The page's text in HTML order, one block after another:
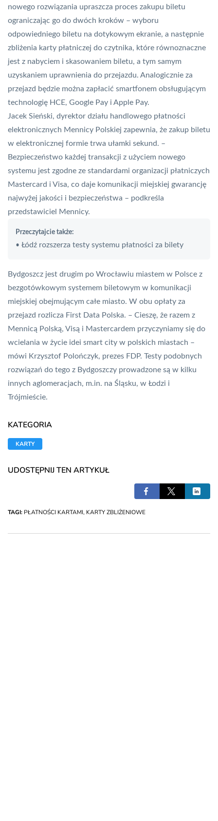
nowego rozwiązania upraszcza proces zakupu biletu
ograniczając go do dwóch kroków – wyboru
odpowiedniego biletu na dotykowym ekranie, a następnie
zbliżenia karty płatniczej do czytnika, które równoznaczne
jest z nabyciem i skasowaniem biletu, a tym samym
uzyskaniem uprawnienia do przejazdu. Analogicznie za
przejazd będzie można zapłacić smartfonem obsługującym
technologię HCE, Google Pay i Apple Pay.
Jacek Sieński, dyrektor działu handlowego płatności
elektronicznych Mennicy Polskiej zapewnia, że zakup biletu
w elektronicznej formie trwa ułamki sekund. –
Bezpieczeństwo każdej transakcji z użyciem nowego
systemu jest zgodne ze standardami organizacji płatniczych
Mastercard i Visa, co daje komunikacji miejskiej gwarancję
najwyżej jakości i bezpieczeństwa – podkreśla
przedstawiciel Mennicy.
Przeczytajcie także:
• Łódź rozszerza testy systemu płatności za bilety
Bydgoszcz jest drugim po Wrocławiu miastem w Polsce z
bezgotówkowym systemem biletowym w komunikacji
miejskiej obejmującym całe miasto. W obu opłaty za
przejazd rozlicza First Data Polska. – Cieszę, że razem z
Mennicą Polską, Visą i Mastercardem przyczyniamy się do
wcielania w życie idei smart city w polskich miastach –
mówi Krzysztof Polończyk, prezes FDP. Testy podobnych
rozwiązań do tego z Bydgoszczy prowadzone są w kilku
innych aglomeracjach, m.in. na Śląsku, w Łodzi i
Trójmieście.
KATEGORIA
KARTY
UDOSTĘPNIJ TEN ARTYKUŁ
TAGI: PŁATNOŚCI KARTAMI, KARTY ZBLIŻENIOWE